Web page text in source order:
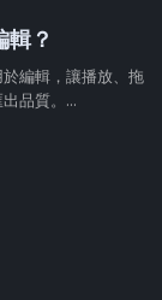
？
編輯，讓播放、拖
品質。...